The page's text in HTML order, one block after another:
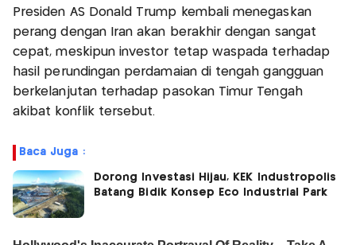
Presiden AS Donald Trump kembali menegaskan
perang dengan Iran akan berakhir dengan sangat
cepat, meskipun investor tetap waspada terhadap
hasil perundingan perdamaian di tengah gangguan
berkelanjutan terhadap pasokan Timur Tengah
akibat konflik tersebut.
Baca Juga :
Dorong Investasi Hijau, KEK Industropolis
Batang Bidik Konsep Eco Industrial Park